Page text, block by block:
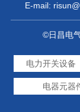
E-mail:
©日昌电
电力开关设备
电器元器